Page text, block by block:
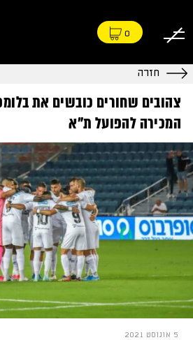
0
חזרה
צהובים שחורים כובשים את
המכירה להפועל ת"א
5 אוגוסט 2021